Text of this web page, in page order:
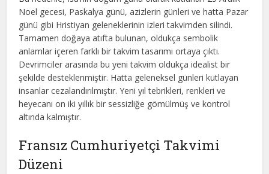
Noel gecesi, Paskalya günü, azizlerin günleri ve hatta Pazar
günü gibi Hristiyan geleneklerinin izleri takvimden silindi.
Tamamen doğaya atıfta bulunan, oldukça sembolik
anlamlar içeren farklı bir takvim tasarımı ortaya çıktı.
Devrimciler arasında bu yeni takvim oldukça idealist bir
şekilde desteklenmiştir. Hatta geleneksel günleri kutlayan
insanlar cezalandırılmıştır. Yeni yıl tebrikleri, renkleri ve
heyecanı on iki yıllık bir sessizliğe gömülmüş ve kontrol
altında kalmıştır.
Fransız Cumhuriyetçi Takvimi
Düzeni